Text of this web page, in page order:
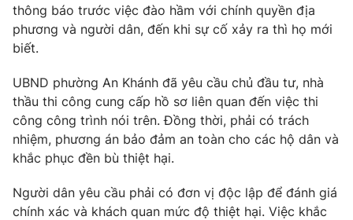
VTV4 Vươn mình bằng AI
VTV9 VTV8
Liên hệ tòa soạn English
THỜI BÁO VTV
thông báo trước việc đào hầm với chính quyền địa
phương và người dân, đến khi sự cố xảy ra thì họ mới
biết.
UBND phường An Khánh đã yêu cầu chủ đầu tư, nhà
thầu thi công cung cấp hồ sơ liên quan đến việc thi
công công trình nói trên. Đồng thời, phải có trách
nhiệm, phương án bảo đảm an toàn cho các hộ dân và
khắc phục đền bù thiệt hại.
Người dân yêu cầu phải có đơn vị độc lập để đánh giá
chính xác và khách quan mức độ thiệt hại. Việc khắc